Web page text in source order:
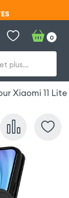
plus…
0
Xiaomi 11